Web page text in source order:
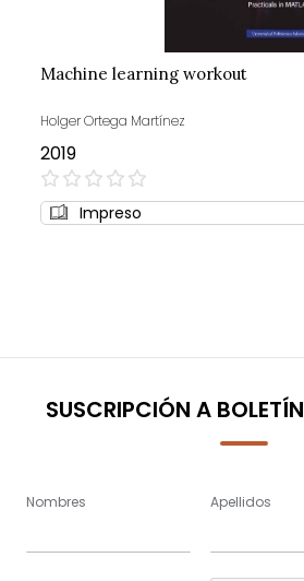
Machine learning workout
Holger Ortega Martínez
2019
0%
Impreso
SUSCRIPCIÓN A
Nombres Apellidos